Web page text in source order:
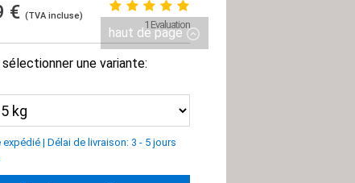
€ (TVA incluse)
1 Evaluation
une variante:
expédié | Délai de livraison: 3 - 5 jours
haut de page